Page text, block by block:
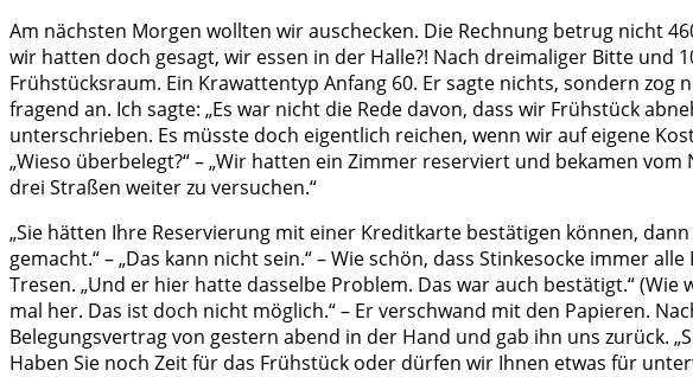
Am nächsten Morgen wollten wir auschecken. Die Rechnung betrug nicht
wir hatten doch gesagt, wir essen in der Halle?! Nach dreimaliger Bitte und
Frühstücksraum. Ein Krawattentyp Anfang 60. Er sagte nichts, sondern
fragend an. Ich sagte: „Es war nicht die Rede davon, dass wir Frühstück
unterschrieben. Es müsste doch eigentlich reichen, wenn wir auf eigene
„Wieso überbelegt?“ – „Wir hatten ein Zimmer reserviert und bekamen
drei Straßen weiter zu versuchen.“
„Sie hätten Ihre Reservierung mit einer Kreditkarte bestätigen können,
gemacht.“ – „Das kann nicht sein.“ – Wie schön, dass Stinkesocke immer
Tresen. „Und er hier hatte dasselbe Problem. Das war auch bestätigt.“ (Wie
mal her. Das ist doch nicht möglich.“ – Er verschwand mit den Papieren.
Belegungsvertrag von gestern abend in der Hand und gab ihn uns zurück.
Haben Sie noch Zeit für das Frühstück oder dürfen wir Ihnen etwas für